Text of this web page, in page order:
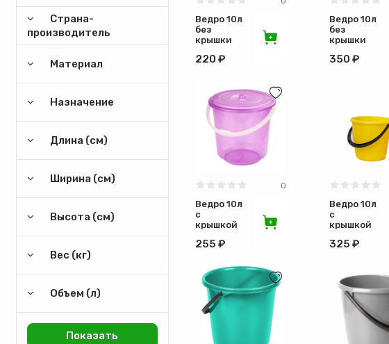
Страна-
производитель
Материал
Назначение
Длина (см)
Ширина (см)
Высота (см)
Вес (кг)
Объем (л)
Ведро 10л
без
крышки
220 ₽
Ведро 10л
без
крышки
350 ₽
0
Ведро 10л
с
крышкой
255 ₽
Ведро 10л
с
крышкой
Ангарск
325 ₽